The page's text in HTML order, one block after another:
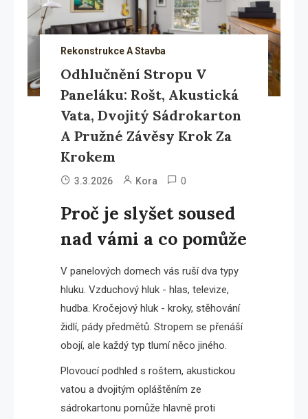
Rekonstrukce A Stavba
Odhlučnění Stropu V
Paneláku: Rošt, Akustická
Vata, Dvojitý Sádrokarton
A Pružné Závěsy Krok Za
Krokem
3.3.2026 Kora 0
Proč je slyšet soused
nad vámi a co pomůže
V panelových domech vás ruší dva typy
hluku. Vzduchový hluk - hlas, televize,
hudba. Kročejový hluk - kroky, stěhování
židlí, pády předmětů. Stropem se přenáší
obojí, ale každý typ tlumí něco jiného.
Plovoucí podhled s roštem, akustickou
vatou a dvojitým opláštěním ze
sádrokartonu pomůže hlavně proti